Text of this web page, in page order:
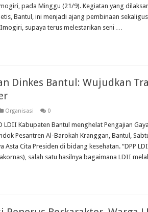
pada Minggu (21/9). Kegiatan yang
Bantul, ini menjadi ajang pembinaan
supaya terus melestarikan seni …
Dinkes Bantul: Wujudkan
Organisasi 0
LDII Kabupaten Bantul menghelat Pengajian
Pesantren Al-Barokah Kranggan, Bantul,
Asta Cita Presiden di bidang kesehatan. “DPP
salah satu hasilnya bagaimana LDII